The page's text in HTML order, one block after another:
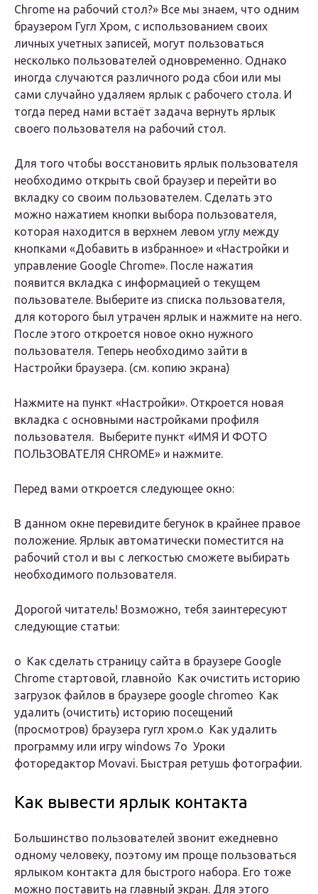
Chrome на рабочий стол?» Все мы знаем, что одним
браузером Гугл Хром, с использованием своих
личных учетных записей, могут пользоваться
несколько пользователей одновременно. Однако
иногда случаются различного рода сбои или мы
сами случайно удаляем ярлык с рабочего стола. И
тогда перед нами встаёт задача вернуть ярлык
своего пользователя на рабочий стол.
Для того чтобы восстановить ярлык пользователя
необходимо открыть свой браузер и перейти во
вкладку со своим пользователем. Сделать это
можно нажатием кнопки выбора пользователя,
которая находится в верхнем левом углу между
кнопками «Добавить в избранное» и «Настройки и
управление Google Chrome». После нажатия
появится вкладка с информацией о текущем
пользователе. Выберите из списка пользователя,
для которого был утрачен ярлык и нажмите на него.
После этого откроется новое окно нужного
пользователя. Теперь необходимо зайти в
Настройки браузера. (см. копию экрана)
Нажмите на пункт «Настройки». Откроется новая
вкладка с основными настройками профиля
пользователя. Выберите пункт «ИМЯ И ФОТО
ПОЛЬЗОВАТЕЛЯ CHROME» и нажмите.
Перед вами откроется следующее окно:
В данном окне перевидите бегунок в крайнее правое
положение. Ярлык автоматически поместится на
рабочий стол и вы с легкостью сможете выбирать
необходимого пользователя.
Дорогой читатель! Возможно, тебя заинтересуют
следующие статьи:
о Как сделать страницу сайта в браузере Google
Chrome стартовой, главнойо Как очистить историю
загрузок файлов в браузере google chromeо Как
удалить (очистить) историю посещений
(просмотров) браузера гугл хром.о Как удалить
программу или игру windows 7о Уроки
фоторедактор Movavi. Быстрая ретушь фотографии.
Как вывести ярлык контакта
Большинство пользователей звонит ежедневно
одному человеку, поэтому им проще пользоваться
ярлыком контакта для быстрого набора. Его тоже
можно поставить на главный экран. Для этого